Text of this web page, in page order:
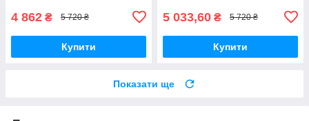
4 862 ₴ 5 720 ₴
Купити
5 033,60 ₴ 5 720 ₴
Купити
Показати ще